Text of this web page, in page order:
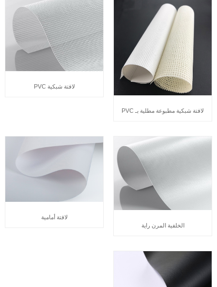
لافتة شبكية مطبوعة مطلية بـ PVC
لافتة شبكية PVC
الخلفية المرن راية
لافتة أمامية